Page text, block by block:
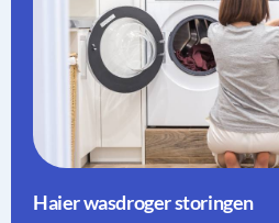
Haier wasdroger storingen